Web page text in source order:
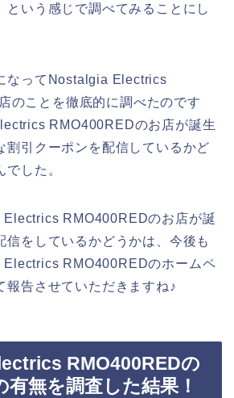
という感じで調べてみることにし
なってNostalgia Electrics
のことを徹底的に調べたのです
RMO400REDのお店が誕生
割引クーポンを配信しているかど
でした。
RMO400REDのお店が誕
信をしているかどうかは、今後も
RMO400REDのホームペ
報告させていただきますね♪
RMO400REDの
有無を調査した結果！